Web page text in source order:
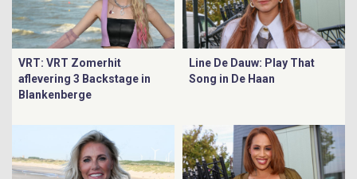
VRT: VRT Zomerhit
aflevering 3 Backstage in
Blankenberge
Line De Dauw: Play That
Song in De Haan